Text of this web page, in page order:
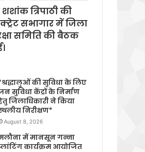
शशांक त्रिपाठी की
सभागार में जिला
समिति की बैठक
की सुविधा के लिए
सुविधा केंद्रों के निर्माण
जिलाधिकारी ने किया
निरीक्षण*
August 8, 2026
में मानसून गन्ना
कार्यक्रम आयोजित